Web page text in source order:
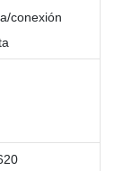
conexión